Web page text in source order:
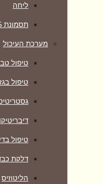
ליחה
תסמונת C.C.H.S
מערכת העיכול
טיפול
טיפול
טיפול
דלקת
הליטוזיס